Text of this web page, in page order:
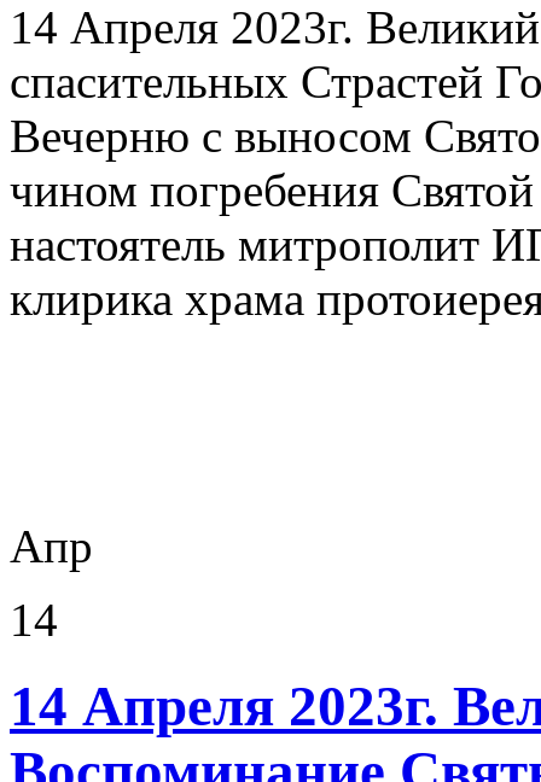
14 Апреля 2023г.
спасительных Страстей
Вечерню с выносом
чином погребения
настоятель митрополит
клирика храма
Апр
14
14 Апреля 2023г.